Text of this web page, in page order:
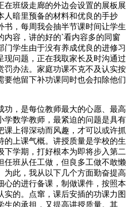
在班级走廊的外边会设置的展板展
人暗里预备的材料和优良的手抄
书，每周我会抽半节课时间让学生
内容，讲的好的`看内容多的同窗
门学生由于没有养成优良的进修习
现问题，正在我取家长及时沟通过
罚办法。家庭功课不克不及认实按
要他留下补功课同时也会扣除他们
，是每位教师最大的心愿、最高
学数学教师，最紧迫的问题是具有
课上得深动而风趣，才可以或许抓
的上课气概。讲授质量是学校的生
下学期，打好根本为即将步入第二
任班从任工做，但良多工做不敢懒
为此，我从以下几个方面勤奋提高
心的进行备课，制做课件，按照本
实的。点窜，课后安插的功课力图
生的承担，又提高讲授质量。其